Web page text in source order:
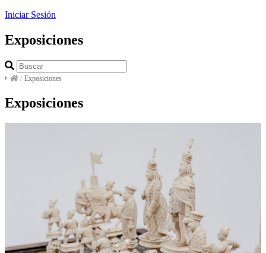
Iniciar Sesión
Exposiciones
/ Exposiciones
Exposiciones